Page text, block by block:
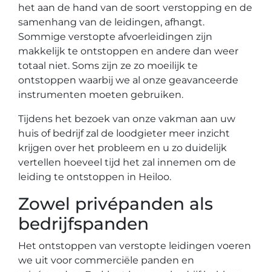
het aan de hand van de soort verstopping en de
samenhang van de leidingen, afhangt.
Sommige verstopte afvoerleidingen zijn
makkelijk te ontstoppen en andere dan weer
totaal niet. Soms zijn ze zo moeilijk te
ontstoppen waarbij we al onze geavanceerde
instrumenten moeten gebruiken.
Tijdens het bezoek van onze vakman aan uw
huis of bedrijf zal de loodgieter meer inzicht
krijgen over het probleem en u zo duidelijk
vertellen hoeveel tijd het zal innemen om de
leiding te ontstoppen in Heiloo.
Zowel privépanden als
bedrijfspanden
Het ontstoppen van verstopte leidingen voeren
we uit voor commerciële panden en